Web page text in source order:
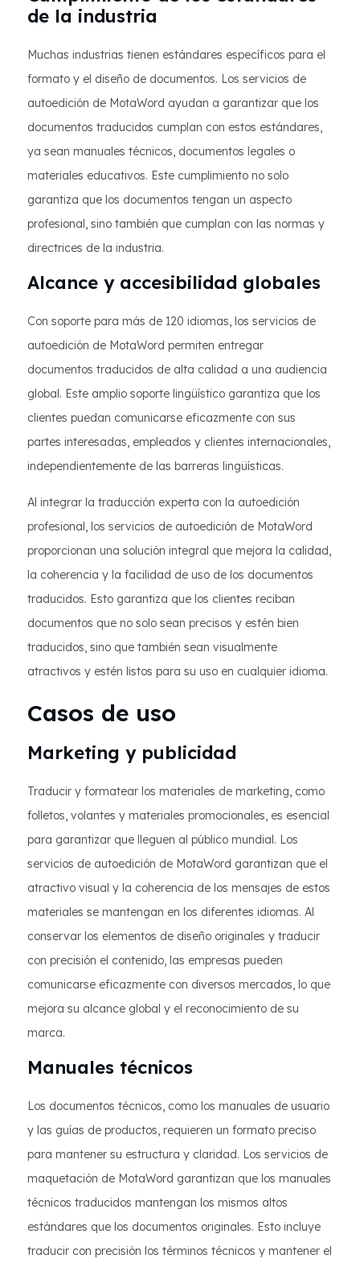
de la industria
Muchas industrias tienen estándares específicos para el
formato y el diseño de documentos. Los servicios de
autoedición de MotaWord ayudan a garantizar que los
documentos traducidos cumplan con estos estándares,
ya sean manuales técnicos, documentos legales o
materiales educativos. Este cumplimiento no solo
garantiza que los documentos tengan un aspecto
profesional, sino también que cumplan con las normas y
directrices de la industria.
Alcance y accesibilidad globales
Con soporte para más de 120 idiomas, los servicios de
autoedición de MotaWord permiten entregar
documentos traducidos de alta calidad a una audiencia
global. Este amplio soporte lingüístico garantiza que los
clientes puedan comunicarse eficazmente con sus
partes interesadas, empleados y clientes internacionales,
independientemente de las barreras lingüísticas.
Al integrar la traducción experta con la autoedición
profesional, los servicios de autoedición de MotaWord
proporcionan una solución integral que mejora la calidad,
la coherencia y la facilidad de uso de los documentos
traducidos. Esto garantiza que los clientes reciban
documentos que no solo sean precisos y estén bien
traducidos, sino que también sean visualmente
atractivos y estén listos para su uso en cualquier idioma.
Casos de uso
Marketing y publicidad
Traducir y formatear los materiales de marketing, como
folletos, volantes y materiales promocionales, es esencial
para garantizar que lleguen al público mundial. Los
servicios de autoedición de MotaWord garantizan que el
atractivo visual y la coherencia de los mensajes de estos
materiales se mantengan en los diferentes idiomas. Al
conservar los elementos de diseño originales y traducir
con precisión el contenido, las empresas pueden
comunicarse eficazmente con diversos mercados, lo que
mejora su alcance global y el reconocimiento de su
marca.
Manuales técnicos
Los documentos técnicos, como los manuales de usuario
y las guías de productos, requieren un formato preciso
para mantener su estructura y claridad. Los servicios de
maquetación de MotaWord garantizan que los manuales
técnicos traducidos mantengan los mismos altos
estándares que los documentos originales. Esto incluye
traducir con precisión los términos técnicos y mantener el